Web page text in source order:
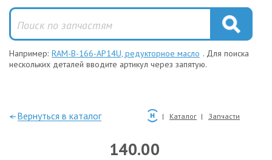
Например: RAM-B-166-AP14U, редукторное масло . Для поиска
нескольких деталей вводите артикул через запятую.
—Вернуться в каталог Каталог Запчасти
140.00